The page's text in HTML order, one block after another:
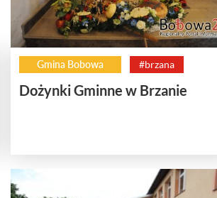
Gmina Bobowa #brzana
Dożynki Gminne w Brzanie